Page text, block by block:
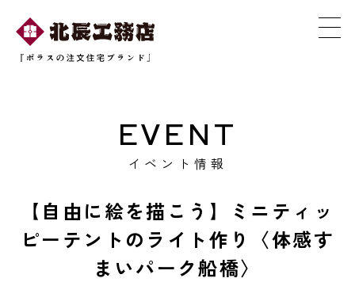
EVENT
イベント情報
【自由に絵を描こう】ミニティッ
ピーテントのライト作り〈体感す
まいパーク船橋〉